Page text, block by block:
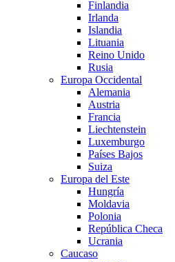
Finlandia
Irlanda
Islandia
Lituania
Reino Unido
Rusia
Europa Occidental
Alemania
Austria
Francia
Liechtenstein
Luxemburgo
Países Bajos
Suiza
Europa del Este
Hungría
Moldavia
Polonia
República Checa
Ucrania
Caucaso